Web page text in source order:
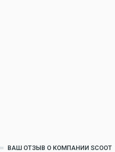
ВАШ ОТЗЫВ О КОМПАНИИ SCOOT